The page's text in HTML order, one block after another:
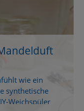
wie ein
synthetische
Weichspüler